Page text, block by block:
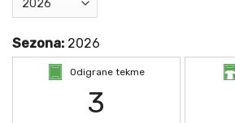
Sezona: 2026
Odigrane tekme
3